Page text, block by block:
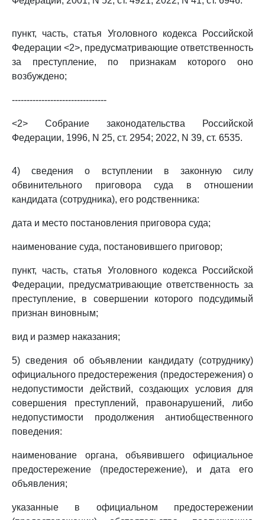
пункт, часть, статья Уголовного кодекса Российской
Федерации <2>, предусматривающие ответственность
за преступление, по признакам которого оно
возбуждено;
--------------------------------
<2> Собрание законодательства Российской
Федерации, 1996, N 25, ст. 2954; 2022, N 39, ст. 6535.
4) сведения о вступлении в законную силу
обвинительного приговора суда в отношении
кандидата (сотрудника), его родственника:
дата и место постановления приговора суда;
наименование суда, постановившего приговор;
пункт, часть, статья Уголовного кодекса Российской
Федерации, предусматривающие ответственность за
преступление, в совершении которого подсудимый
признан виновным;
вид и размер наказания;
5) сведения об объявлении кандидату (сотруднику)
официального предостережения (предостережения) о
недопустимости действий, создающих условия для
совершения преступлений, правонарушений, либо
недопустимости продолжения антиобщественного
поведения:
наименование органа, объявившего официальное
предостережение (предостережение), и дата его
объявления;
указанные в официальном предостережении